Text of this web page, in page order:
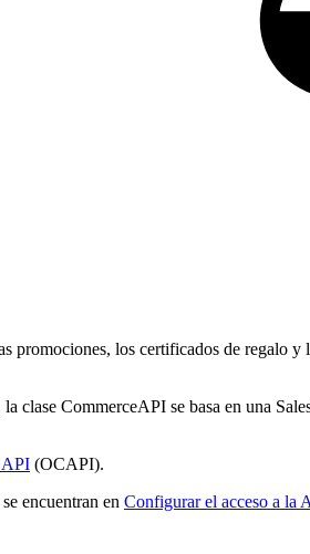
promociones, los certificados de regalo
clase CommerceAPI se basa en una
API (OCAPI).
encuentran en Configurar el acceso a la